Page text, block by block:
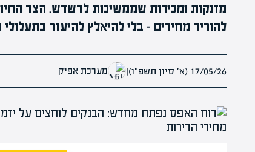
מזנקות ומכירות שממשיכות לדשדש. הצד
להוריד מחירים – בלי להיאלץ להיעזר בתעלולי
17/05/26 (א׳ סיון תשפ״ו) | מערכת אפיק